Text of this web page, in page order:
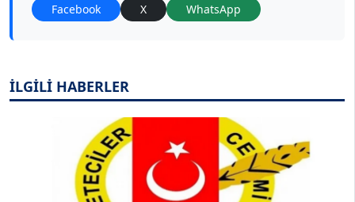
Facebook X WhatsApp
İLGİLİ HABERLER